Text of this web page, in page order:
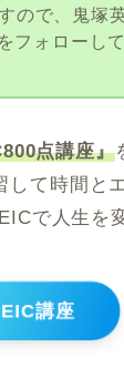
ので、鬼塚
をフォローし
点講座』
して時間と
で人生を
講座